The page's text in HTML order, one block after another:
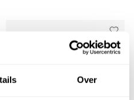
Over